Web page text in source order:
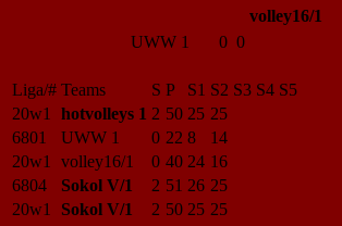
volley16/1
UWW 1
0 0
Liga/# Teams S P S1 S2 S3 S4 S5
20w1
hotvolleys 1 2 50 25 25
6801
UWW 1 0 22 8
14
20w1
volley16/1 0 40 24 16
6804
Sokol V/1 2 51 26 25
20w1
Sokol V/1 2 50 25 25